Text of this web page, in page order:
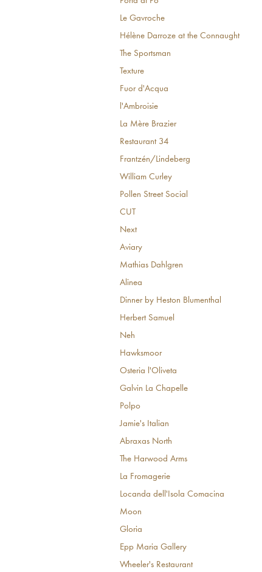
Le Gavroche
Hélène Darroze at the Connaught
The Sportsman
Texture
Fuor d'Acqua
l'Ambroisie
La Mère Brazier
Restaurant 34
Frantzén/Lindeberg
William Curley
Pollen Street Social
CUT
Next
Aviary
Mathias Dahlgren
Alinea
Dinner by Heston Blumenthal
Herbert Samuel
Neh
Hawksmoor
Osteria l'Oliveta
Galvin La Chapelle
Polpo
Jamie's Italian
Abraxas North
The Harwood Arms
La Fromagerie
Locanda dell'Isola Comacina
Moon
Gloria
Epp Maria Gallery
Wheeler's Restaurant